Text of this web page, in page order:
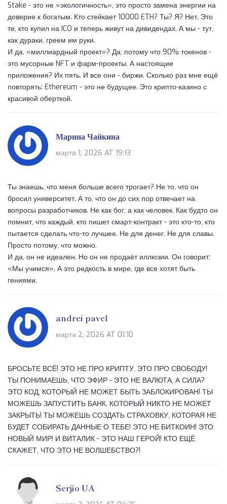
Stake - это не «экологичность», это просто замена энергии на
доверие к богатым. Кто стейкает 10000 ETH? Ты? Я? Нет. Это
те, кто купил на ICO и теперь живут на дивидендах. А мы - тут,
как дураки, греем им руки.
И да, «миллиардный проект»? Да, потому что 90% токенов -
это мусорные NFT и фарм-проекты. А настоящие
приложения? Их пять. И все они - биржи. Сколько раз мне ещё
повторять: Ethereum - это не будущее. Это крипто-казино с
красивой оберткой.
Марина Чайкина
марта 1, 2026 AT 19:13
Ты знаешь, что меня больше всего трогает? Не то, что он
бросил университет. А то, что он до сих пор отвечает на
вопросы разработчиков. Не как бог, а как человек. Как будто он
помнит, что каждый, кто пишет смарт-контракт - это кто-то, кто
пытается сделать что-то лучшее. Не для денег. Не для славы.
Просто потому, что можно.
И да, он не идеален. Но он не продаёт иллюзии. Он говорит:
«Мы учимся». А это редкость в мире, где все хотят быть
гениями.
andrei pavel
марта 2, 2026 AT 01:10
БРОСЬТЕ ВСЁ! ЭТО НЕ ПРО КРИПТУ, ЭТО ПРО СВОБОДУ!
ТЫ ПОНИМАЕШЬ, ЧТО ЭФИР - ЭТО НЕ ВАЛЮТА, А СИЛА?
ЭТО КОД, КОТОРЫЙ НЕ МОЖЕТ БЫТЬ ЗАБЛОКИРОВАН! ТЫ
МОЖЕШЬ ЗАПУСТИТЬ БАНК, КОТОРЫЙ НИКТО НЕ МОЖЕТ
ЗАКРЫТЬ! ТЫ МОЖЕШЬ СОЗДАТЬ СТРАХОВКУ, КОТОРАЯ НЕ
БУДЕТ СОБИРАТЬ ДАННЫЕ О ТЕБЕ! ЭТО НЕ БИТКОИН! ЭТО
НОВЫЙ МИР! И ВИТАЛИК - ЭТО НАШ ГЕРОЙ! КТО ЕЩЁ
СКАЖЕТ, ЧТО ЭТО НЕ ВОЛШЕБСТВО?!
Serjio UA